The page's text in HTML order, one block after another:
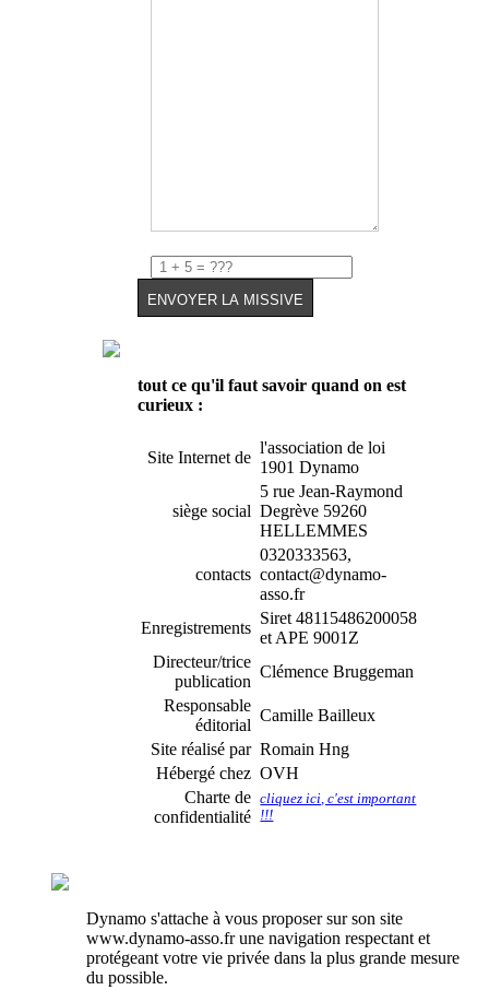
tout ce qu'il faut savoir quand on est
curieux :
Site Internet de
l'association de loi
1901 Dynamo
siège social
5 rue Jean-Raymond
Degrève 59260
HELLEMMES
contacts
0320333563,
contact@dynamo-
asso.fr
Enregistrements
Siret 48115486200058
et APE 9001Z
Directeur/trice
publication
Clémence Bruggeman
Responsable
éditorial
Camille Bailleux
Site réalisé par Romain Hng
Hébergé chez OVH
Charte de
confidentialité
cliquez ici, c'est important
!!!
Dynamo s'attache à vous proposer sur son site
www.dynamo-asso.fr une navigation respectant et
protégeant votre vie privée dans la plus grande mesure
du possible.